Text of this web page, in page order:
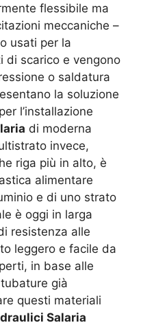
flessibile ma
meccaniche –
usati per la
di scarico e vengono
o saldatura
la soluzione
l’installazione
di moderna
invece,
riga più in alto, è
alimentare
e di uno strato
è oggi in larga
resistenza alle
leggero e facile da
in base alle
già
questi materiali
Salaria